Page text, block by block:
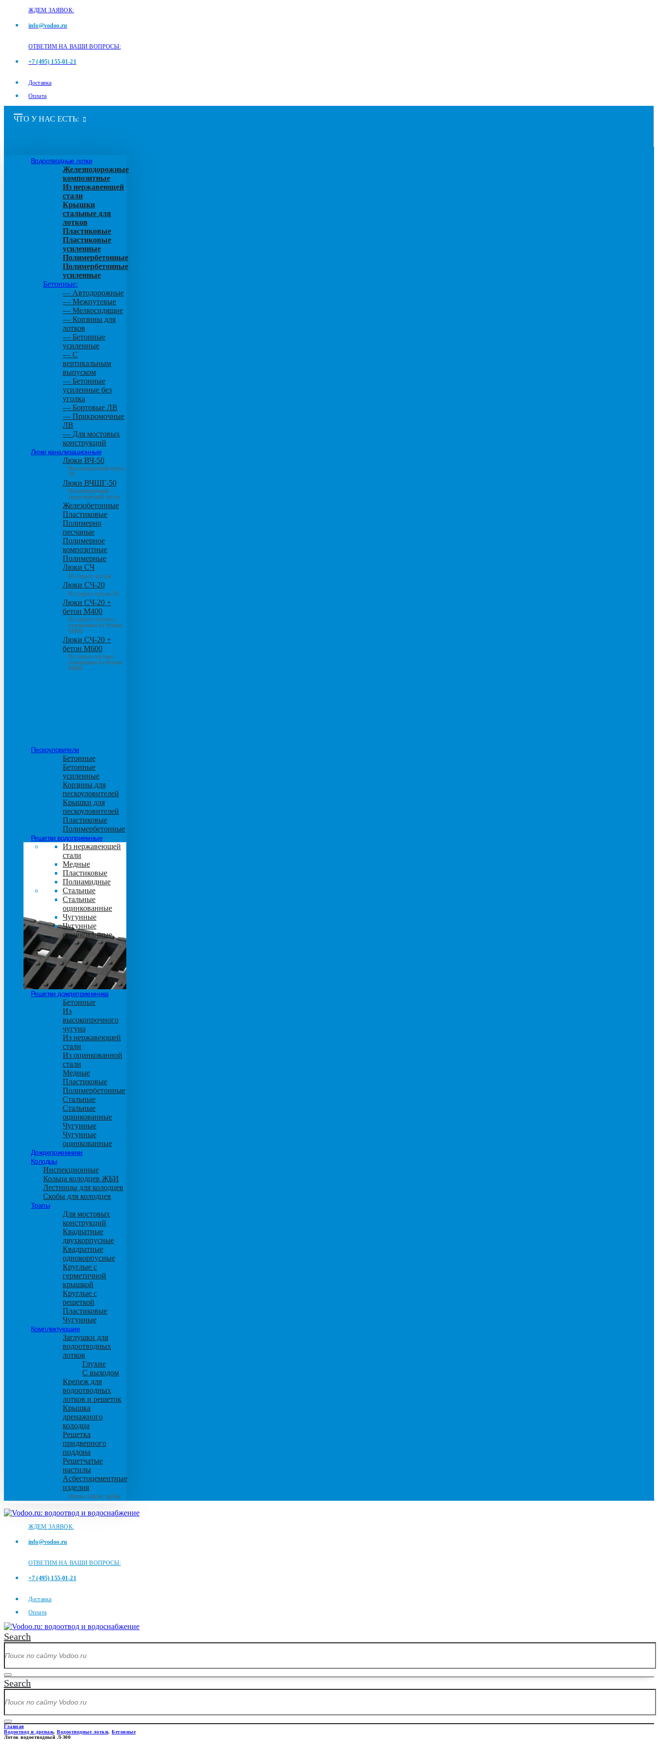
ЖДЕМ ЗАЯВОК:
info@vodoo.ru
ОТВЕТИМ НА ВАШИ ВОПРОСЫ:
+7 (495) 155-01-21
Доставка
Оплата
ЧТО У НАС ЕСТЬ:
Водоотводные лотки
Железнодорожные
композитные
Из нержавеющей
стали
Крышки
стальные для
лотков
Пластиковые
Пластиковые
усиленные
Полимербетонные
Полимербетонные
усиленные
Бетонные:
— Автодорожные
— Межпутевые
— Мелкосидящие
— Корзины для
лотков
— Бетонные
усиленные
— С
вертикальным
выпуском
— Бетонные
усиленные без
уголка
— Бортовые ЛВ
— Прикромочные
ЛВ
— Для мостовых
конструкций
Люки канализационные
Люки ВЧ-50
Высокопрочный чугун
50
Люки ВЧШГ-50
Высокопрочный
сверхтяжелый чугун
Железобетонные
Пластиковые
Полимерно
песчаные
Полимерное
композитные
Полимерные
Люки СЧ
Из серого чугуна
Люки СЧ-20
Из серого чугуна 20
Люки СЧ-20 +
бетон М400
Из серого чугуна с
основанием из бетона
М400
Люки СЧ-20 +
бетон М600
Из серого чугуна с
основанием из бетона
М600
Пескоуловители
Бетонные
Бетонные
усиленные
Корзины для
пескоуловителей
Крышки для
пескоуловителей
Пластиковые
Полимербетонные
Решетки водоприемные
Из нержавеющей
стали
Медные
Пластиковые
Полиамидные
Стальные
Стальные
оцинкованные
Чугунные
Чугунные
оцинкованные
Решетки дождеприемника
Бетонные
Из
высокопрочного
чугуна
Из нержавеющей
стали
Из оцинкованной
стали
Медные
Пластиковые
Полимербетонные
Стальные
Стальные
оцинкованные
Чугунные
Чугунные
оцинкованные
Дождеприемники
Колодцы
Инспекционные
Кольца колодцев ЖБИ
Лестницы для колодцев
Скобы для колодцев
Трапы
Для мостовых
конструкций
Квадратные
двухкорпусные
Квадратные
однокорпусные
Круглые с
герметичной
крышкой
Круглые с
решеткой
Пластиковые
Чугунные
Комплектующие
Заглушки для
водоотводных
лотков
Глухие
С выходом
Крепеж для
водоотводных
лотков и решеток
Крышка
дренажного
колодца
Решетка
придверного
поддона
Решетчатые
настилы
Асбестоцементные
изделия
Листы, плиты, трубы
ЖДЕМ ЗАЯВОК:
info@vodoo.ru
ОТВЕТИМ НА ВАШИ ВОПРОСЫ:
+7 (495) 155-01-21
Доставка
Оплата
Search
Search
Главная
Водоотвод и дренаж, Водоотводные лотки, Бетонные
Лоток водоотводный Л-300